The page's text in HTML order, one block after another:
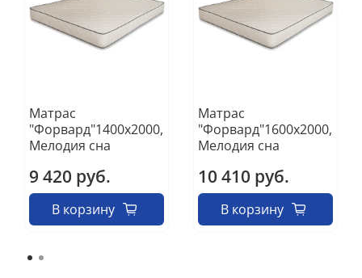
Матрас
"Форвард"1400х2000,
Мелодия сна
9 420 руб.
В корзину
Матрас
"Форвард"1600х2000,
Мелодия сна
10 410 руб.
В корзину